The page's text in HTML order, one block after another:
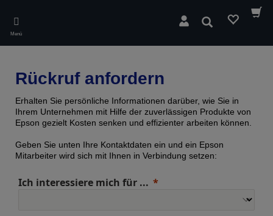
main
content
Menü
Suchen
Rückruf anfordern
Erhalten Sie persönliche Informationen darüber, wie Sie in
Ihrem Unternehmen mit Hilfe der zuverlässigen Produkte von
Epson gezielt Kosten senken und effizienter arbeiten können.
Geben Sie unten Ihre Kontaktdaten ein und ein Epson
Mitarbeiter wird sich mit Ihnen in Verbindung setzen:
Ich interessiere mich für ...